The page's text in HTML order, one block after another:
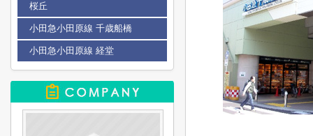
桜丘
小田急小田原線 千歳船橋
小田急小田原線 経堂